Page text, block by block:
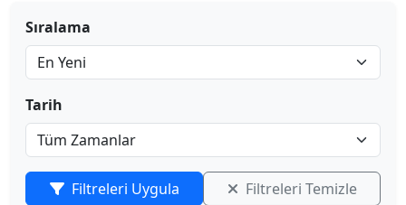
Sıralama
Tarih
Filtreleri Uygula Filtreleri Temizle